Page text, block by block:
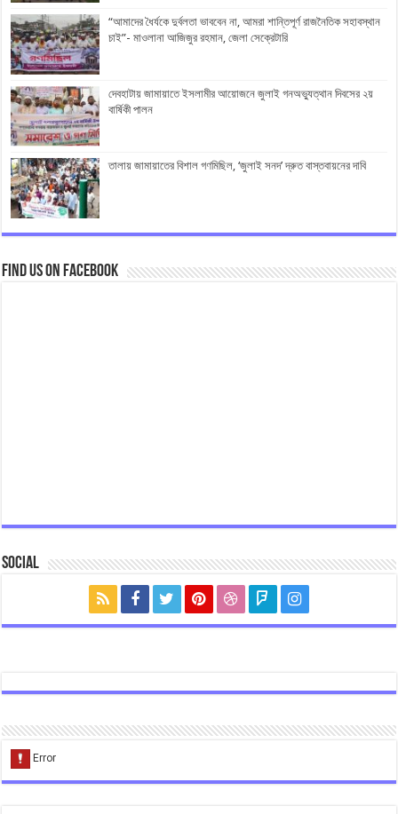
“আমাদের ধৈর্যকে দুর্বলতা ভাববেন না, আমরা শান্তিপূর্ণ রাজনৈতিক সহাবস্থান
চাই”- মাওলানা আজিজুর রহমান, জেলা সেক্রেটারি
দেবহাটায় জামায়াতে ইসলামীর আয়োজনে জুলাই গনঅভ্যুত্থান দিবসের ২য়
বার্ষিকী পালন
তালায় জামায়াতের বিশাল গণমিছিল, ‘জুলাই সনদ’ দ্রুত বাস্তবায়নের দাবি
Find us on Facebook
Social